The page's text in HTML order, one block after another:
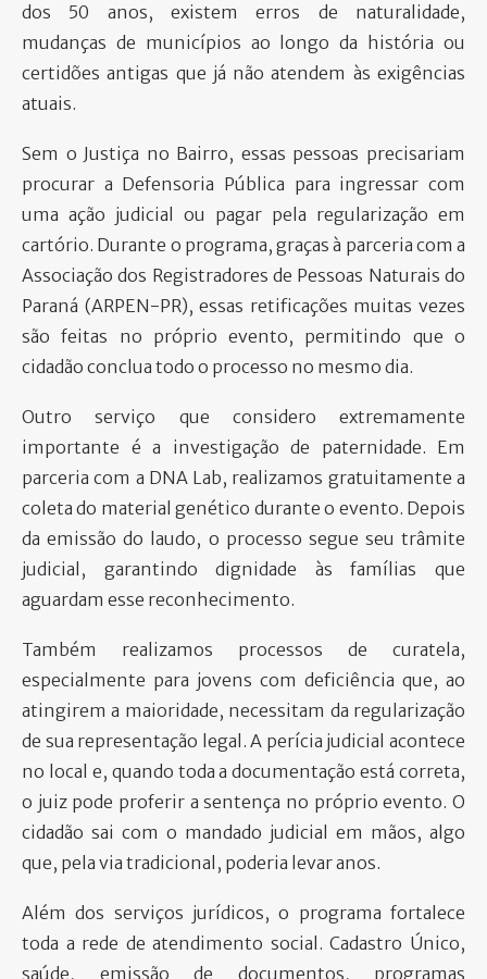
dos 50 anos, existem erros de naturalidade,
mudanças de municípios ao longo da história ou
certidões antigas que já não atendem às exigências
atuais.
Sem o Justiça no Bairro, essas pessoas precisariam
procurar a Defensoria Pública para ingressar com
uma ação judicial ou pagar pela regularização em
cartório. Durante o programa, graças à parceria com a
Associação dos Registradores de Pessoas Naturais do
Paraná (ARPEN-PR), essas retificações muitas vezes
são feitas no próprio evento, permitindo que o
cidadão conclua todo o processo no mesmo dia.
Outro serviço que considero extremamente
importante é a investigação de paternidade. Em
parceria com a DNA Lab, realizamos gratuitamente a
coleta do material genético durante o evento. Depois
da emissão do laudo, o processo segue seu trâmite
judicial, garantindo dignidade às famílias que
aguardam esse reconhecimento.
Também realizamos processos de curatela,
especialmente para jovens com deficiência que, ao
atingirem a maioridade, necessitam da regularização
de sua representação legal. A perícia judicial acontece
no local e, quando toda a documentação está correta,
o juiz pode proferir a sentença no próprio evento. O
cidadão sai com o mandado judicial em mãos, algo
que, pela via tradicional, poderia levar anos.
Além dos serviços jurídicos, o programa fortalece
toda a rede de atendimento social. Cadastro Único,
saúde, emissão de documentos, programas